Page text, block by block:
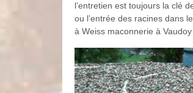
l’entretien est toujours la clé
ou l’entrée des racines dans
à Weiss maconnerie à